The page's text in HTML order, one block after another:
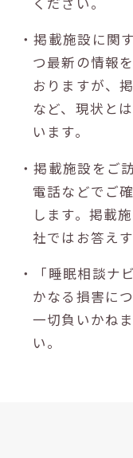
・掲載施設に関
つ最新の情報
おりますが、
など、現状と
います。
・掲載施設をご
電話などでご
します。掲載
社ではお答え
・「睡眠相談ナ
かなる損害に
一切負いかね
い。